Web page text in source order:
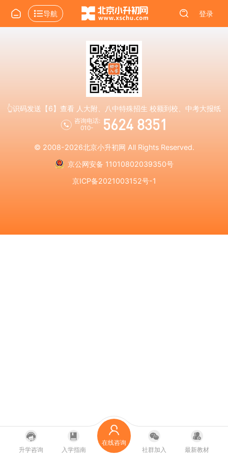
导航 登录
👆识码发送【6】查看 人大附、八中特殊招生 校额到校、中考大报纸
咨询电话:
010-
5624 8351
© 2008-2026北京小升初网 All Rights Reserved.
京公网安备 11010802039350号
京ICP备2021003152号-1
升学咨询 入学指南
在线咨询
社群加入
最新教材